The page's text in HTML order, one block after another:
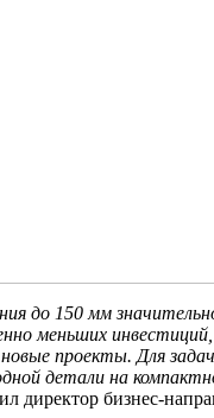
до 150 мм
меньших
проекты. Для
детали на
директор бизнес-